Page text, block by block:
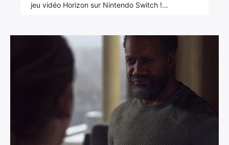
jeu vidéo Horizon sur Nintendo Switch !…